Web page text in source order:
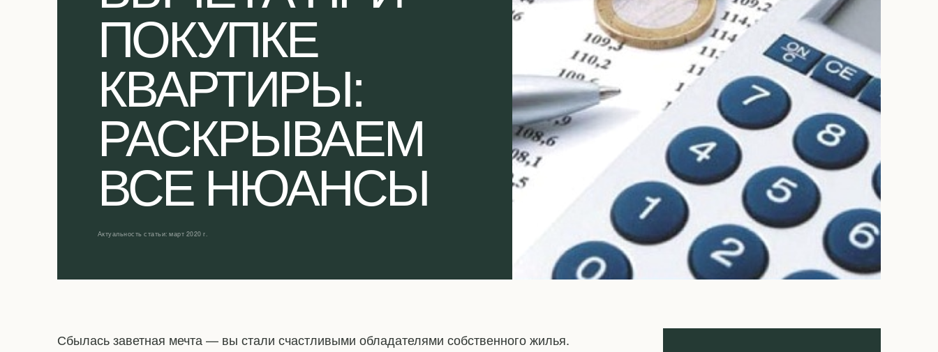
ПОКУПКЕ
КВАРТИРЫ:
РАСКРЫВАЕМ
ВСЕ НЮАНСЫ
Актуальность статьи: март 2020 г.
Сбылась заветная мечта — вы стали счастливыми обладателями собственного жилья.